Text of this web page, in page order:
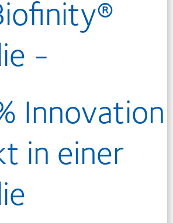
-
Innovation
in einer